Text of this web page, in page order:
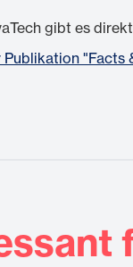
gibt es direkt